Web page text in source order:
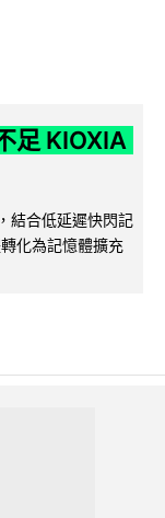
足 KIOXIA
結合低延遲快閃記
化為記憶體擴充